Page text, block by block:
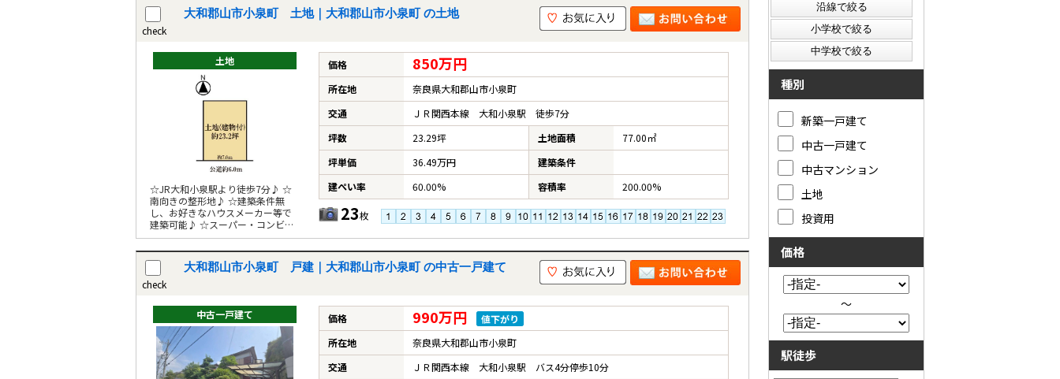
check
大和郡山市小泉町 土地｜大和郡山市小泉町 の土地
土地
☆JR大和小泉駅より徒歩7分♪ ☆
南向きの整形地♪ ☆建築条件無
し、お好きなハウスメーカー等で
建築可能♪ ☆スーパー・コンビニ
が徒歩10分圏内♪
価格 850万円
所在地
奈良県大和郡山市小泉町
交通
ＪＲ関西本線 大和小泉駅 徒歩7分
坪数
23.29坪 土地面積
77.00㎡
坪単価
36.49万円
建築条件
建ぺい率
60.00% 容積率 200.00%
23枚
check
大和郡山市小泉町 戸建｜大和郡山市小泉町 の中古一戸建て
中古一戸建て 価格 990万円
値下がり
所在地
奈良県大和郡山市小泉町
交通
ＪＲ関西本線 大和小泉駅 バス4分停歩10分
種別
新築一戸建て
中古一戸建て
中古マンション
土地
投資用
価格
～
駅徒歩